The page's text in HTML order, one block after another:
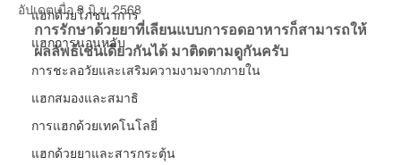
แฮกด้วยโภชนาการ
แฮกการนอนหลับ
การชะลอวัยและเสริมความงามจากภายใน
แฮกสมองและสมาธิ
การแฮกด้วยเทคโนโลยี่
แฮกด้วยยาและสารกระตุ้น
อัปเดตเมื่อ3 มิ.ย. 2568
การรักษาด้วยยาที่เลียนแบบการอดอาหารก็สามารถให้
ผลลัพธ์เช่นเดียวกันได้ มาติดตามดูกันครับ